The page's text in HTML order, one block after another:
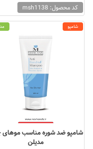
کد محصول: msh1138
شامپو
شامپو ضد شوره مناسب
مدیلن